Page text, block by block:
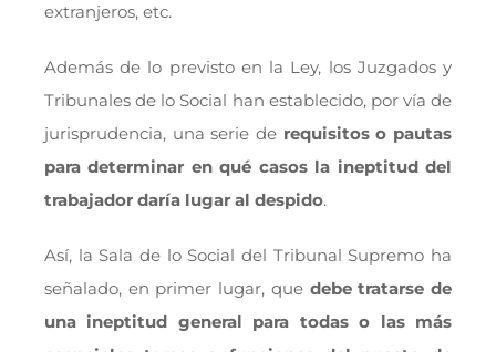
extranjeros, etc.
Además de lo previsto en la Ley, los Juzgados y
Tribunales de lo Social han establecido, por vía de
jurisprudencia, una serie de requisitos o pautas
para determinar en qué casos la ineptitud del
trabajador daría lugar al despido.
Así, la Sala de lo Social del Tribunal Supremo ha
señalado, en primer lugar, que debe tratarse de
una ineptitud general para todas o las más